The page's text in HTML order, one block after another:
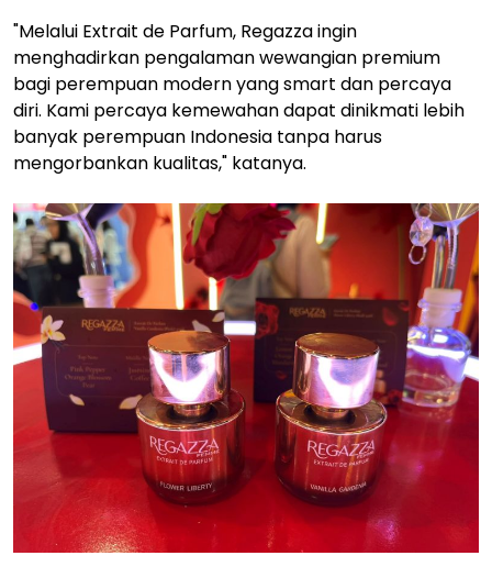
"Melalui Extrait de Parfum, Regazza ingin
menghadirkan pengalaman wewangian premium
bagi perempuan modern yang smart dan percaya
diri. Kami percaya kemewahan dapat dinikmati lebih
banyak perempuan Indonesia tanpa harus
mengorbankan kualitas," katanya.